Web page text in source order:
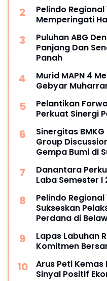
Pelindo
Memperingati
Puluhan ABG
Panjang Dan
Panah
Murid MAPN 4
Gebyar
Pelantikan
Perkuat Sinergi
Sinergitas
Group
Gempa Bumi di
Danantara
Laba Semester I
Pelindo
Sukseskan
Perdana di
Lapas Labuhan
Komitmen
Arus Peti Kemas
Sinyal Positif